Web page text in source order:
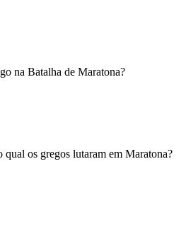
na Batalha de Maratona?
os gregos lutaram em Maratona?